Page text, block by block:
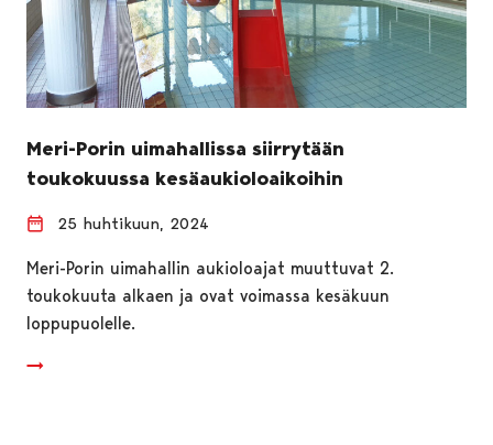
Meri-Porin uimahallissa siirrytään
toukokuussa kesäaukioloaikoihin
25 huhtikuun, 2024
Meri-Porin uimahallin aukioloajat muuttuvat 2.
toukokuuta alkaen ja ovat voimassa kesäkuun
loppupuolelle.